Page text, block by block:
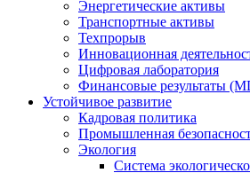
Энергетические активы
Транспортные активы
Техпрорыв
Инновационная
Цифровая лаборатория
Финансовые результаты
Устойчивое развитие
Кадровая политика
Промышленная
Экология
Система